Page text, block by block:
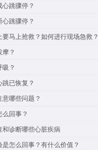
心跳骤停？
心跳骤停？
要马上抢救？如何进行现场急救？
摩？
吸？
跳已恢复？
意哪些问题？
回事？
和诊断哪些心脏疾病
是怎么回事？有什么价值？